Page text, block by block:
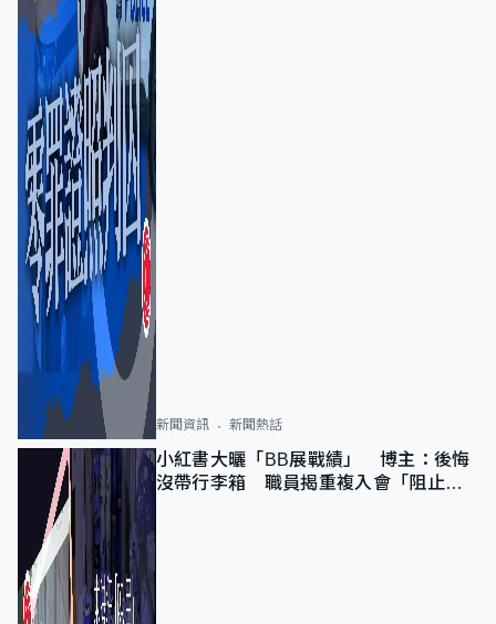
新聞資訊 新聞熱話
小紅書大曬「BB展戰績」 博主：後悔
沒帶行李箱 職員揭重複入會「阻止唔